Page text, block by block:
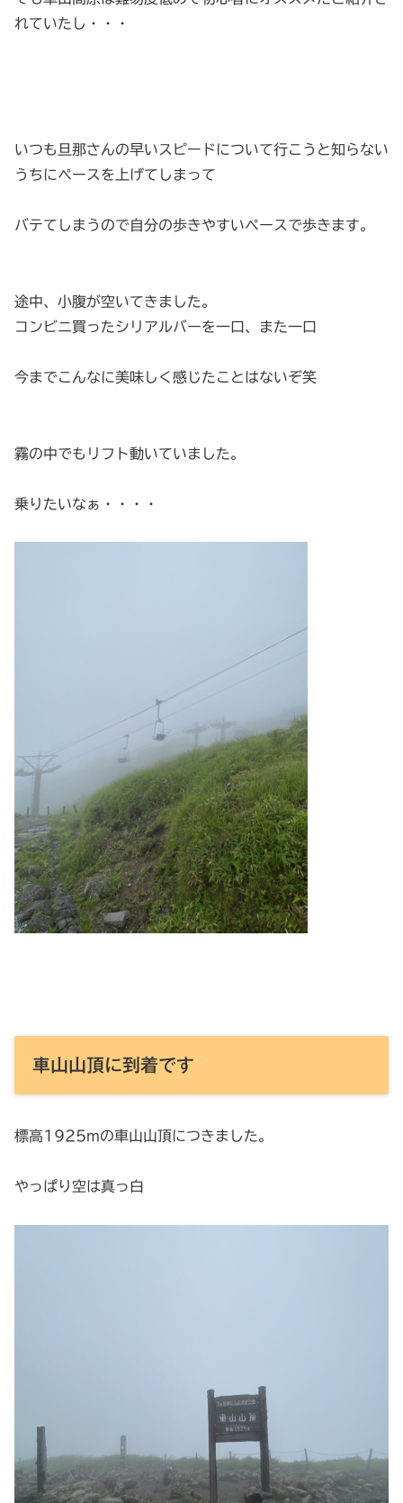
れていたし・・・
いつも旦那さんの早いスピードについて行こうと知らない
うちにペースを上げてしまって
バテてしまうので自分の歩きやすいペースで歩きます。
途中、小腹が空いてきました。
コンビニ買ったシリアルバーを一口、また一口
今までこんなに美味しく感じたことはないぞ笑
霧の中でもリフト動いていました。
乗りたいなぁ・・・・
車山山頂に到着です
標高1925mの車山山頂につきました。
やっぱり空は真っ白